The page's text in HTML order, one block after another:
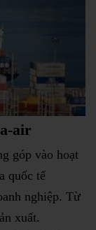
air
góp vào hoạt
quốc tế
nghiệp. Từ
xuất.